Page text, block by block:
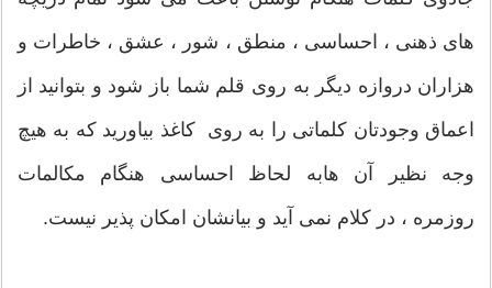
های ذهنی ، احساسی ، منطق ، شور ، عشق ، خاطرات و
هزاران دروازه دیگر به روی قلم شما باز شود و بتوانید از
اعماق وجودتان کلماتی را به روی کاغذ بیاورید که به هیچ
وجه نظیر آن هابه لحاظ احساسی هنگام مکالمات
روزمره ، در کلام نمی آید و بیانشان امکان پذیر نیست.